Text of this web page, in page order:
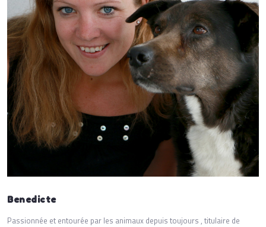
Benedicte
Passionnée et entourée par les animaux depuis toujours , titulaire de